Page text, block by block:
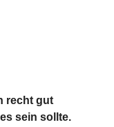
recht gut
sein sollte.